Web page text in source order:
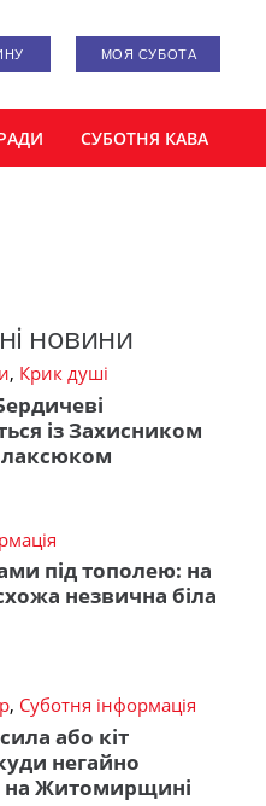
МОЯ СУБОТА
СУБОТНЯ КАВА
новини
, Крик душі
із Захисником
під тополею: на
незвична біла
, Суботня інформація
або кіт
негайно
на Житомирщині